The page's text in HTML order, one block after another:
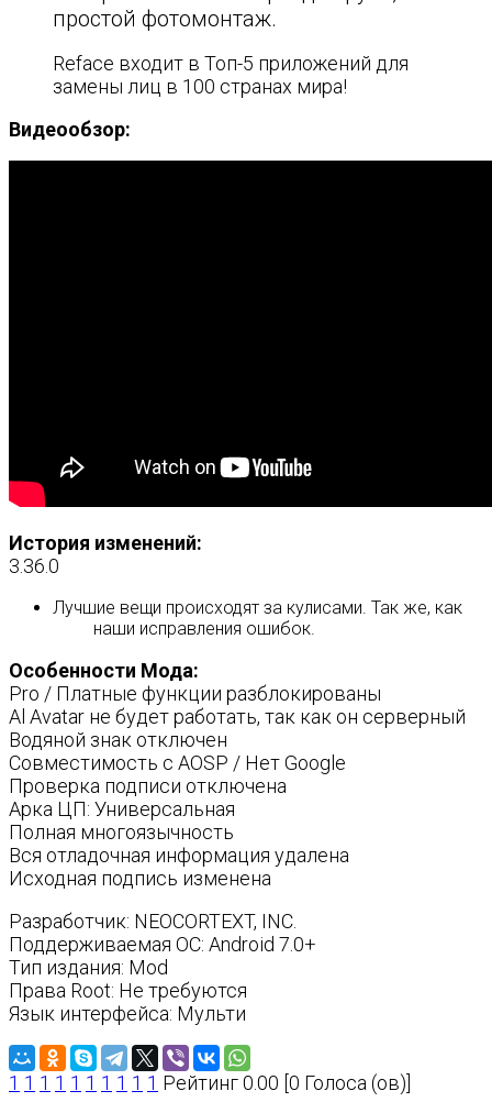
простой фотомонтаж.
Reface входит в Топ-5 приложений для
замены лиц в 100 странах мира!
Видеообзор:
История изменений:
3.36.0
Лучшие вещи происходят за кулисами. Так же, как
наши исправления ошибок.
Особенности Мода:
Pro / Платные функции разблокированы
Al Avatar не будет работать, так как он серверный
Водяной знак отключен
Совместимость с AOSP / Нет Google
Проверка подписи отключена
Арка ЦП: Универсальная
Полная многоязычность
Вся отладочная информация удалена
Исходная подпись изменена
Разработчик: NEOCORTEXT, INC.
Поддерживаемая ОС: Android 7.0+
Тип издания: Mod
Права Root: Не требуются
Язык интерфейса: Мульти
1 1 1 1 1 1 1 1 1 1 Рейтинг 0.00 [0 Голоса (ов)]